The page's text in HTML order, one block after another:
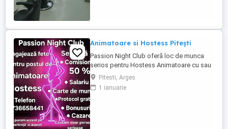
Animatoare si Hostess Pitești
Passion Night Club oferă loc de munca
serios pentru Hostess Animatoare cu sau
fără experiență. Nu punem accent pe
aspecul fizic !! Dacă ai peste 18 ani, ești o
fire deschisă, sociabilă și fără inhibiții te
Pitesti, Arges
1 ianuarie